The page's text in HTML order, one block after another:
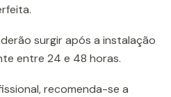
surgir após a instalação
entre 24 e 48 horas.
recomenda-se a